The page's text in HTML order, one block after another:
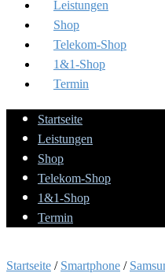
Leistungen
Shop
Telekom-Shop
1&1-Shop
Termin
Startseite
Leistungen
Shop
Telekom-Shop
1&1-Shop
Termin
Startseite / Smartphone /